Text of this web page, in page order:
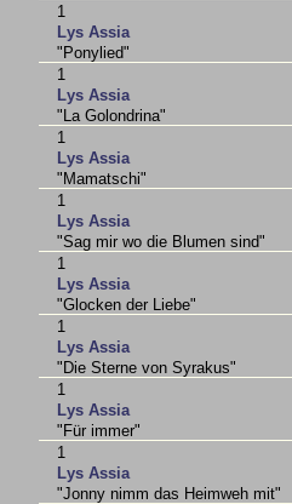
1
Lys Assia
"Ponylied"
1
Lys Assia
"La Golondrina"
1
Lys Assia
"Mamatschi"
1
Lys Assia
"Sag mir wo die Blumen sind"
1
Lys Assia
"Glocken der Liebe"
1
Lys Assia
"Die Sterne von Syrakus"
1
Lys Assia
"Für immer"
1
Lys Assia
"Jonny nimm das Heimweh mit"